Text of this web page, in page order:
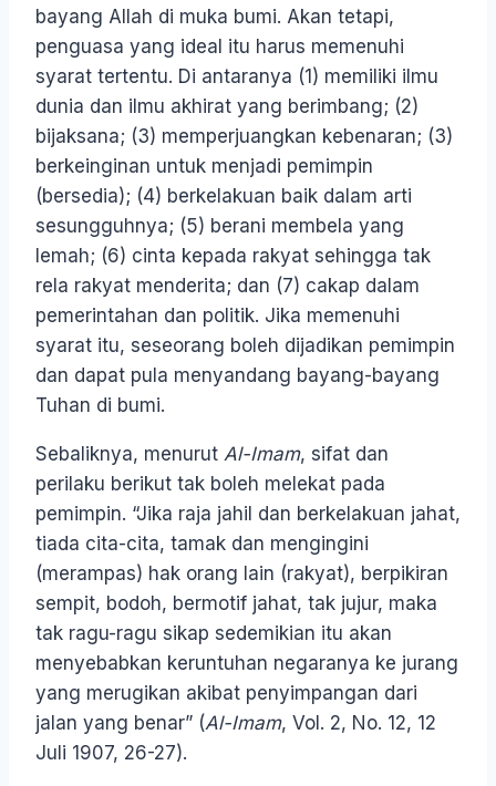
bayang Allah di muka bumi. Akan tetapi,
penguasa yang ideal itu harus memenuhi
syarat tertentu. Di antaranya (1) memiliki ilmu
dunia dan ilmu akhirat yang berimbang; (2)
bijaksana; (3) memperjuangkan kebenaran; (3)
berkeinginan untuk menjadi pemimpin
(bersedia); (4) berkelakuan baik dalam arti
sesungguhnya; (5) berani membela yang
lemah; (6) cinta kepada rakyat sehingga tak
rela rakyat menderita; dan (7) cakap dalam
pemerintahan dan politik. Jika memenuhi
syarat itu, seseorang boleh dijadikan pemimpin
dan dapat pula menyandang bayang-bayang
Tuhan di bumi.
Sebaliknya, menurut Al-Imam, sifat dan
perilaku berikut tak boleh melekat pada
pemimpin. “Jika raja jahil dan berkelakuan jahat,
tiada cita-cita, tamak dan mengingini
(merampas) hak orang lain (rakyat), berpikiran
sempit, bodoh, bermotif jahat, tak jujur, maka
tak ragu-ragu sikap sedemikian itu akan
menyebabkan keruntuhan negaranya ke jurang
yang merugikan akibat penyimpangan dari
jalan yang benar” (Al-Imam, Vol. 2, No. 12, 12
Juli 1907, 26-27).